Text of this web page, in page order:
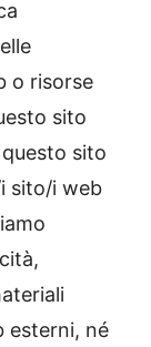
o risorse
sito
sito
sito/i web
esterni, né